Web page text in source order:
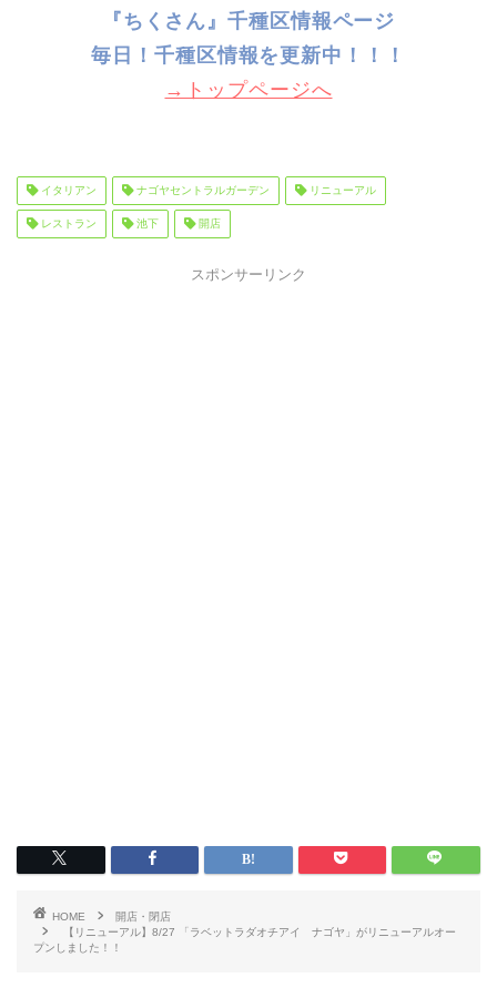
『ちくさん』千種区情報ページ
毎日！千種 区情報を更新中！！！
→トップページへ
イタリアン ナゴヤセントラルガーデン リニューアル
レストラン 池下 開店
スポンサーリンク
HOME
開店・閉店
【リニューアル】8/27 「ラベットラダオチアイ ナゴヤ」がリニューアルオー
プンしました！！